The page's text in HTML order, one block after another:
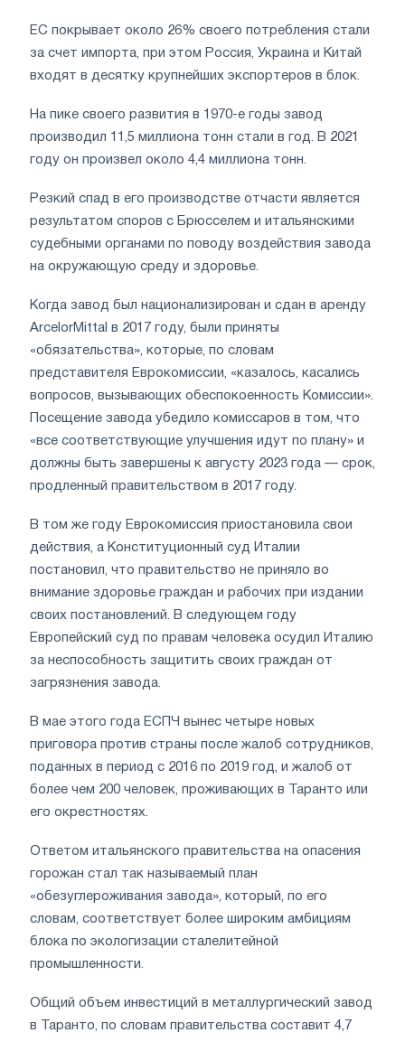
ЕС покрывает около 26% своего потребления стали
за счет импорта, при этом Россия, Украина и Китай
входят в десятку крупнейших экспортеров в блок.
На пике своего развития в 1970-е годы завод
производил 11,5 миллиона тонн стали в год. В 2021
году он произвел около 4,4 миллиона тонн.
Резкий спад в его производстве отчасти является
результатом споров с Брюсселем и итальянскими
судебными органами по поводу воздействия завода
на окружающую среду и здоровье.
Когда завод был национализирован и сдан в аренду
ArcelorMittal в 2017 году, были приняты
«обязательства», которые, по словам
представителя Еврокомиссии, «казалось, касались
вопросов, вызывающих обеспокоенность Комиссии».
Посещение завода убедило комиссаров в том, что
«все соответствующие улучшения идут по плану» и
должны быть завершены к августу 2023 года — срок,
продленный правительством в 2017 году.
В том же году Еврокомиссия приостановила свои
действия, а Конституционный суд Италии
постановил, что правительство не приняло во
внимание здоровье граждан и рабочих при издании
своих постановлений. В следующем году
Европейский суд по правам человека осудил Италию
за неспособность защитить своих граждан от
загрязнения завода.
В мае этого года ЕСПЧ вынес четыре новых
приговора против страны после жалоб сотрудников,
поданных в период с 2016 по 2019 год, и жалоб от
более чем 200 человек, проживающих в Таранто или
его окрестностях.
Ответом итальянского правительства на опасения
горожан стал так называемый план
«обезуглероживания завода», который, по его
словам, соответствует более широким амбициям
блока по экологизации сталелитейной
промышленности.
Общий объем инвестиций в металлургический завод
в Таранто, по словам правительства составит 4,7